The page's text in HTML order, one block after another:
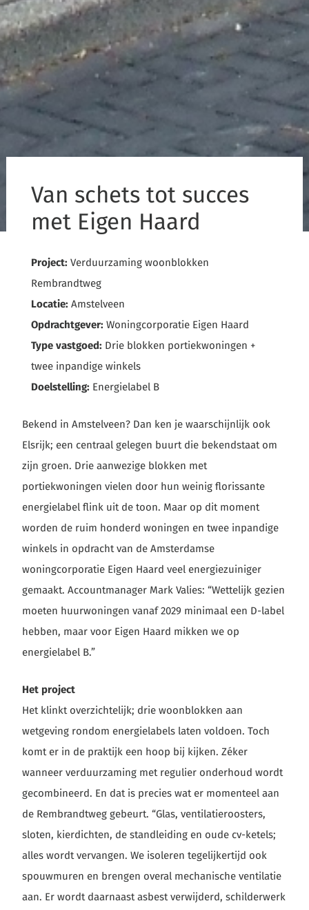
Van schets tot succes
met Eigen Haard
Project: Verduurzaming woonblokken
Rembrandtweg
Locatie: Amstelveen
Opdrachtgever: Woningcorporatie Eigen Haard
Type vastgoed: Drie blokken portiekwoningen +
twee inpandige winkels
Doelstelling: Energielabel B
Bekend in Amstelveen? Dan ken je waarschijnlijk ook
Elsrijk; een centraal gelegen buurt die bekendstaat om
zijn groen. Drie aanwezige blokken met
portiekwoningen vielen door hun weinig florissante
energielabel flink uit de toon. Maar op dit moment
worden de ruim honderd woningen en twee inpandige
winkels in opdracht van de Amsterdamse
woningcorporatie Eigen Haard veel energiezuiniger
gemaakt. Accountmanager Mark Valies: “Wettelijk gezien
moeten huurwoningen vanaf 2029 minimaal een D-label
hebben, maar voor Eigen Haard mikken we op
energielabel B.”
Het project
Het klinkt overzichtelijk; drie woonblokken aan
wetgeving rondom energielabels laten voldoen. Toch
komt er in de praktijk een hoop bij kijken. Zéker
wanneer verduurzaming met regulier onderhoud wordt
gecombineerd. En dat is precies wat er momenteel aan
de Rembrandtweg gebeurt. “Glas, ventilatieroosters,
sloten, kierdichten, de standleiding en oude cv-ketels;
alles wordt vervangen. We isoleren tegelijkertijd ook
spouwmuren en brengen overal mechanische ventilatie
aan. Er wordt daarnaast asbest verwijderd, schilderwerk